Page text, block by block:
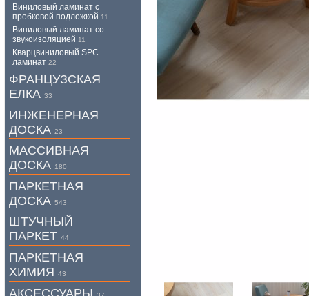
Виниловый ламинат с
пробковой подложкой 11
Виниловый ламинат со
звукоизоляцией 11
Кварцвиниловый SPC
ламинат 22
ФРАНЦУЗСКАЯ
ЕЛКА 33
ИНЖЕНЕРНАЯ
ДОСКА 23
МАССИВНАЯ
ДОСКА 180
ПАРКЕТНАЯ
ДОСКА 543
ШТУЧНЫЙ
ПАРКЕТ 44
ПАРКЕТНАЯ
ХИМИЯ 43
АКСЕССУАРЫ